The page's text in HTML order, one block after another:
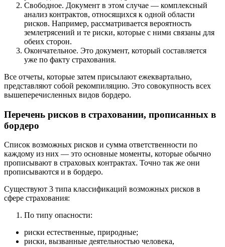
Свободное. Документ в этом случае — комплексный
анализ контрактов, относящихся к одной области
рисков. Например, рассматривается вероятность
землетрясений и те риски, которые с ними связаны для
обеих сторон.
Окончательное. Это документ, который составляется
уже по факту страхования.
Все отчеты, которые затем присылают ежеквартально,
представляют собой рекомпиляцию. Это совокупность всех
вышеперечисленных видов бордеро.
Перечень рисков в страховании, прописанных в
бордеро
Список возможных рисков и сумма ответственности по
каждому из них — это основные моменты, которые обычно
прописывают в страховых контрактах. Точно так же они
прописываются и в бордеро.
Существуют 3 типа классификаций возможных рисков в
сфере страхования:
По типу опасности:
риски естественные, природные;
риски, вызванные деятельностью человека,